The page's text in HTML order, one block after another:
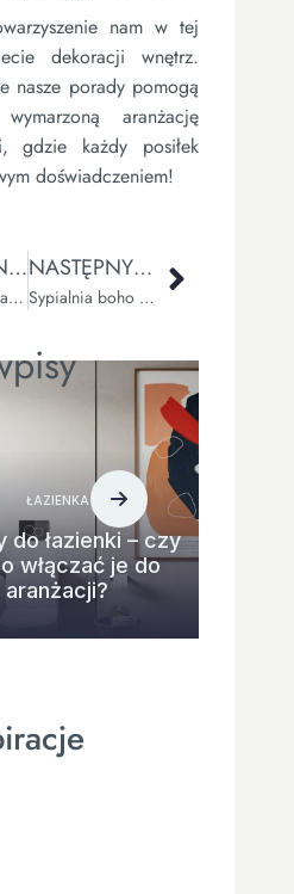
nam w tej
dekoracji wnętrz.
nasze porady pomogą
aranżację
gdzie każdy posiłek
doświadczeniem!
POPRZEDNI WPIS
Jak zaaranżować przedpokój w domu jednorodzinnym?
NASTĘPNY WPIS
Sypialnia boho – inspiracje i przykładowe dekoracje
ŁAZIENKA
łazienki – czy
je do